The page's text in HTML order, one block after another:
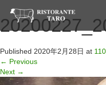
Published 2020年2月28日 at
← Previous
Next →